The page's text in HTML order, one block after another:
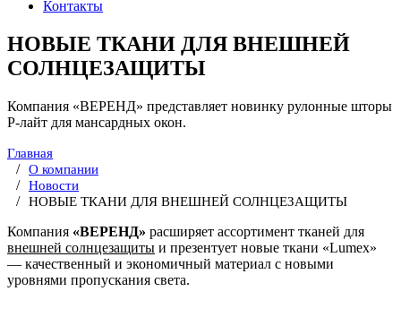
Контакты
НОВЫЕ ТКАНИ ДЛЯ ВНЕШНЕЙ
СОЛНЦЕЗАЩИТЫ
Компания «ВЕРЕНД» представляет новинку рулонные шторы
Р-лайт для мансардных окон.
Главная
О компании
Новости
НОВЫЕ ТКАНИ ДЛЯ ВНЕШНЕЙ СОЛНЦЕЗАЩИТЫ
Компания «ВЕРЕНД» расширяет ассортимент тканей для
внешней солнцезащиты и презентует новые ткани «Lumex»
— качественный и экономичный материал с новыми
уровнями пропускания света.